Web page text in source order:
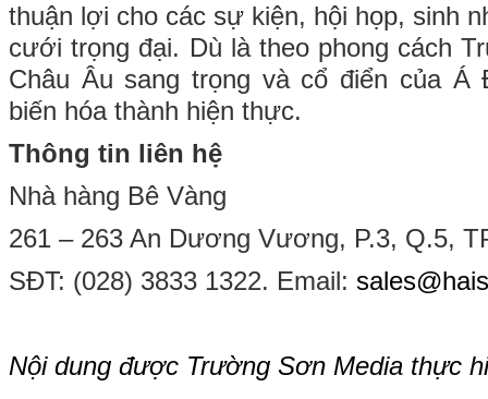
thuận lợi cho các sự kiện, hội họp, sinh
cưới trọng đại. Dù là theo phong cách
Châu Âu sang trọng và cổ điển của
biến hóa thành hiện thực.
Thông tin liên hệ
Nhà hàng Bê Vàng
261 – 263 An Dương Vương, P.3, Q.5,
SĐT: (028) 3833 1322. Email:
Nội dung được Trường Sơn Media thực